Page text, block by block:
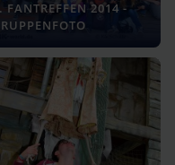
FANTREFFEN 2014 -